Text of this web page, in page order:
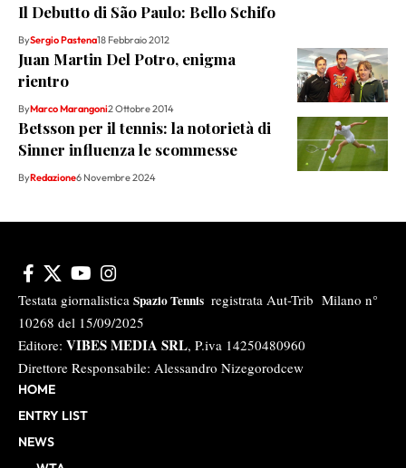
Il Debutto di São Paulo: Bello Schifo
BySergio Pastena18 Febbraio 2012
Juan Martin Del Potro, enigma
rientro
ByMarco Marangoni2 Ottobre 2014
Betsson per il tennis: la notorietà di
Sinner influenza le scommesse
ByRedazione6 Novembre 2024
Testata giornalistica Spazio Tennis registrata Aut-Trib Milano n°
10268 del 15/09/2025
Editore: VIBES MEDIA SRL, P.iva 14250480960
Direttore Responsabile: Alessandro Nizegorodcew
HOME
ENTRY LIST
NEWS